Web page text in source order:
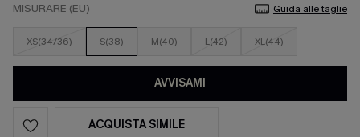
MISURARE (EU) Guida alle taglie
XS(34/36) S(38) M(40) L(42) XL(44)
AVVISAMI
ACQUISTA SIMILE